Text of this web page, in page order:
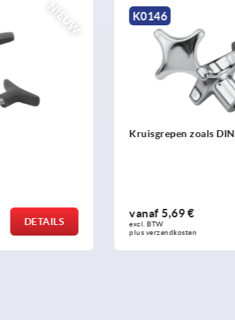
Kruisgrepen zoals DIN 6335 rvs
5,69 €
plus verzendkosten